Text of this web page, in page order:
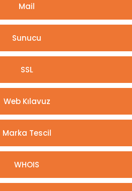
Mail
Sunucu
SSL
Web Kılavuz
Marka Tescil
WHOIS